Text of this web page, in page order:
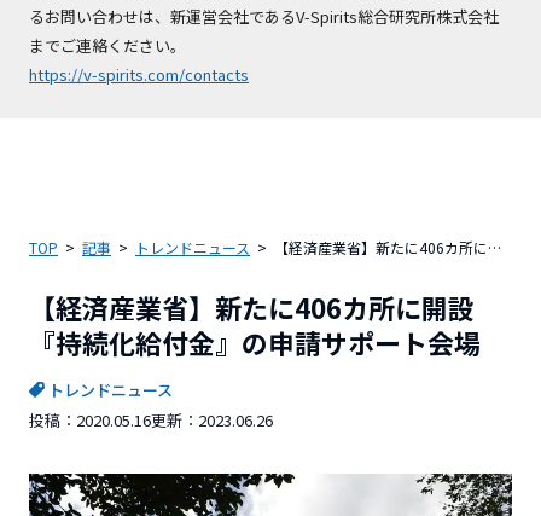
るお問い合わせは、新運営会社であるV-Spirits総合研究所株式会社
までご連絡ください。
https://v-spirits.com/contacts
TOP 記事 トレンドニュース 【経済産業省】新たに406カ所に開設『持続化給付金』の申請サポート会場
【経済産業省】新たに406カ所に開設
『持続化給付金』の申請サポート会場
トレンドニュース
投稿： 2020.05.16更新： 2023.06.26